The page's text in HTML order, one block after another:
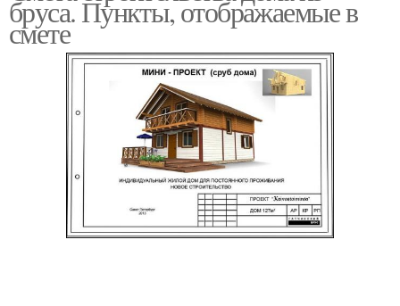
бруса. Пункты, отображаемые в
смете